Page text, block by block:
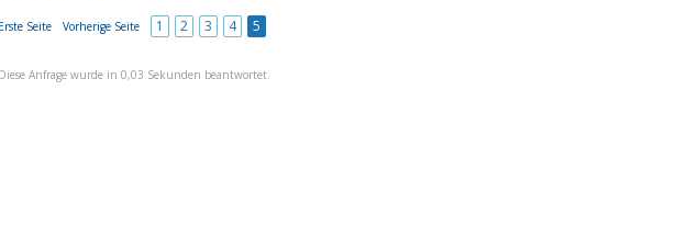
Erste Seite Vorherige Seite 1 2 3 4 5
Diese Anfrage wurde in 0,03 Sekunden beantwortet.